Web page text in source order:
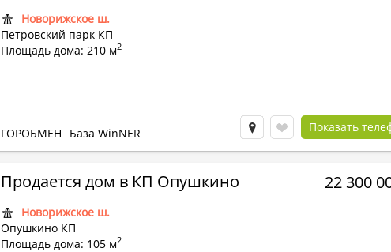
Новорижское ш.
Петровский парк КП
Площадь дома: 210 м2
ГОРОБМЕН База WinNER Показать
Продается дом в КП Опушкино
Новорижское ш.
Опушкино КП
Площадь дома: 105 м2
22 300